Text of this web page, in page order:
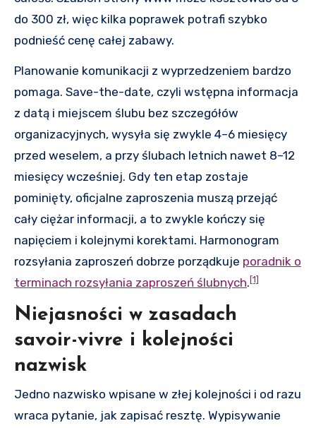
do 300 zł, więc kilka poprawek potrafi szybko
podnieść cenę całej zabawy.
Planowanie komunikacji z wyprzedzeniem bardzo
pomaga. Save-the-date, czyli wstępna informacja
z datą i miejscem ślubu bez szczegółów
organizacyjnych, wysyła się zwykle 4–6 miesięcy
przed weselem, a przy ślubach letnich nawet 8–12
miesięcy wcześniej. Gdy ten etap zostaje
pominięty, oficjalne zaproszenia muszą przejąć
cały ciężar informacji, a to zwykle kończy się
napięciem i kolejnymi korektami. Harmonogram
rozsyłania zaproszeń dobrze porządkuje poradnik o
terminach rozsyłania zaproszeń ślubnych.[1]
Niejasności w zasadach
savoir-vivre i kolejności
nazwisk
Jedno nazwisko wpisane w złej kolejności i od razu
wraca pytanie, jak zapisać resztę. Wypisywanie